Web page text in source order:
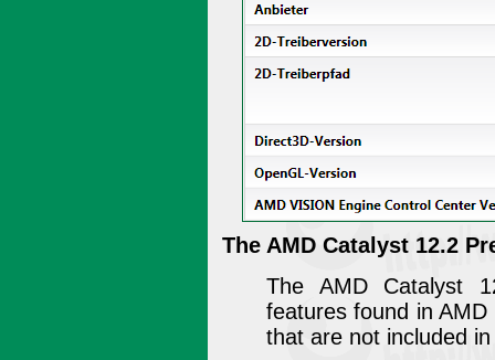
The AMD Catalyst 12.2
The AMD Catalyst
features found in
that are not included